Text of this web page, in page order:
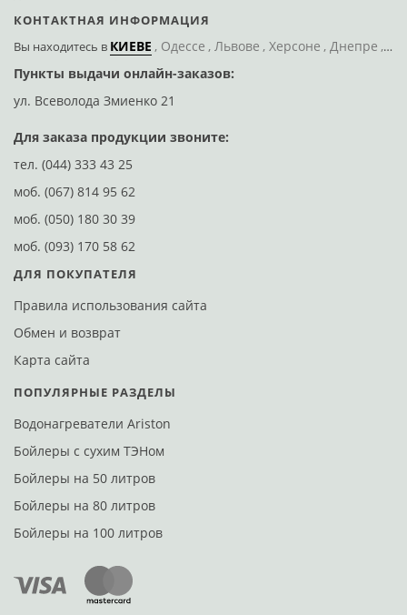
КОНТАКТНАЯ ИНФОРМАЦИЯ
Вы находитесь в КИЕВЕ Одессе Львове Херсоне Днепре
Пункты выдачи онлайн-заказов:
ул. Всеволода Змиенко 21
Для заказа продукции звоните:
тел. (044) 333 43 25
моб. (067) 814 95 62
моб. (050) 180 30 39
моб. (093) 170 58 62
ДЛЯ ПОКУПАТЕЛЯ
Правила использования сайта
Обмен и возврат
Карта сайта
ПОПУЛЯРНЫЕ РАЗДЕЛЫ
Водонагреватели Ariston
Бойлеры с сухим ТЭНом
Бойлеры на 50 литров
Бойлеры на 80 литров
Бойлеры на 100 литров